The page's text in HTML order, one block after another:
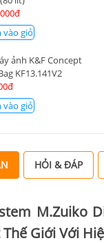
vào giỏ
ảnh K&F Concept
KF13.141V2
vào giỏ
HỎI & ĐÁP
M.Zuiko
Giới Với